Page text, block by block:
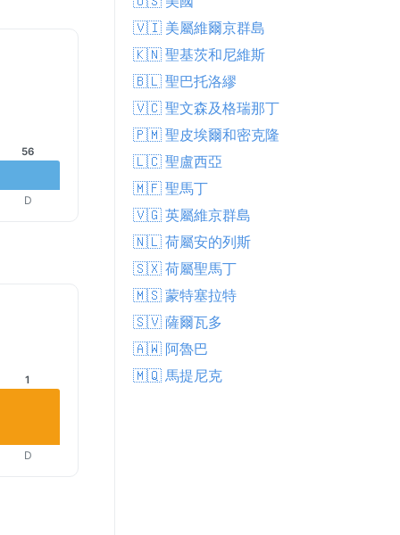
56
D
1
D
🇻🇮 美屬維爾京群島
🇰🇳 聖基茨和尼維斯
🇧🇱 聖巴托洛繆
🇻🇨 聖文森及格瑞那丁
🇵🇲 聖皮埃爾和密克隆
🇱🇨 聖盧西亞
🇲🇫 聖馬丁
🇻🇬 英屬維京群島
🇳🇱 荷屬安的列斯
🇸🇽 荷屬聖馬丁
🇲🇸 蒙特塞拉特
🇸🇻 薩爾瓦多
🇦🇼 阿魯巴
🇲🇶 馬提尼克